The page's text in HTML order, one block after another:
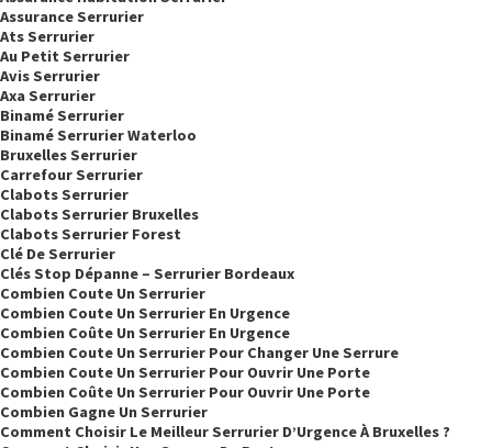
Assurance Serrurier
Ats Serrurier
Au Petit Serrurier
Avis Serrurier
Axa Serrurier
Binamé Serrurier
Binamé Serrurier Waterloo
Bruxelles Serrurier
Carrefour Serrurier
Clabots Serrurier
Clabots Serrurier Bruxelles
Clabots Serrurier Forest
Clé De Serrurier
Clés Stop Dépanne – Serrurier Bordeaux
Combien Coute Un Serrurier
Combien Coute Un Serrurier En Urgence
Combien Coûte Un Serrurier En Urgence
Combien Coute Un Serrurier Pour Changer Une Serrure
Combien Coute Un Serrurier Pour Ouvrir Une Porte
Combien Coûte Un Serrurier Pour Ouvrir Une Porte
Combien Gagne Un Serrurier
Comment Choisir Le Meilleur Serrurier D’Urgence À Bruxelles ?